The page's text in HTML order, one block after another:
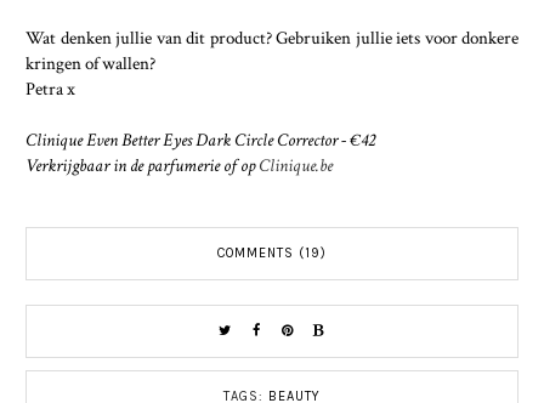
Wat denken jullie van dit product? Gebruiken jullie iets voor donkere
kringen of wallen?
Petra x
Clinique Even Better Eyes Dark Circle Corrector - €42
Verkrijgbaar in de parfumerie of opClinique.be
COMMENTS (19)
TAGS: BEAUTY